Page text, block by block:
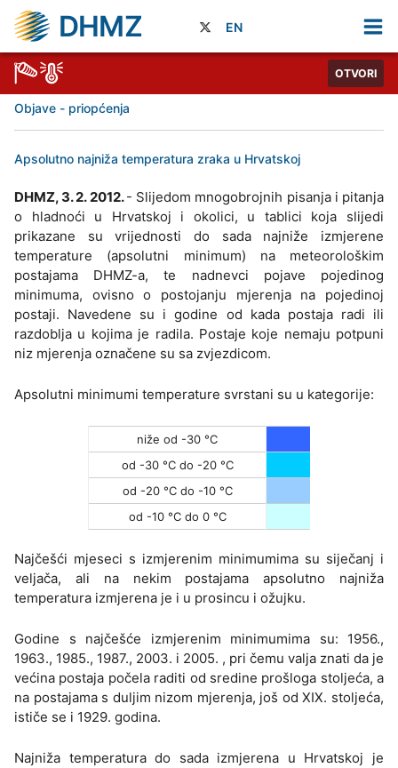
DHMZ EN
OTVORI
Objave - priopćenja
Apsolutno najniža temperatura zraka u Hrvatskoj
DHMZ, 3. 2. 2012.- Slijedom mnogobrojnih pisanja i pitanja
o hladnoći u Hrvatskoj i okolici, u tablici koja slijedi
prikazane su vrijednosti do sada najniže izmjerene
temperature (apsolutni minimum) na meteorološkim
postajama DHMZ-a, te nadnevci pojave pojedinog
minimuma, ovisno o postojanju mjerenja na pojedinoj
postaji. Navedene su i godine od kada postaja radi ili
razdoblja u kojima je radila. Postaje koje nemaju potpuni
niz mjerenja označene su sa zvjezdicom.
Apsolutni minimumi temperature svrstani su u kategorije:
niže od -30 °C
od -30 °C do -20 °C
od -20 °C do -10 °C
od -10 °C do 0 °C
Najčešći mjeseci s izmjerenim minimumima su siječanj i
veljača, ali na nekim postajama apsolutno najniža
temperatura izmjerena je i u prosincu i ožujku.
Godine s najčešće izmjerenim minimumima su: 1956.,
1963., 1985., 1987., 2003. i 2005. , pri čemu valja znati da je
većina postaja počela raditi od sredine prošloga stoljeća, a
na postajama s duljim nizom mjerenja, još od XIX. stoljeća,
ističe se i 1929. godina.
Najniža temperatura do sada izmjerena u Hrvatskoj je